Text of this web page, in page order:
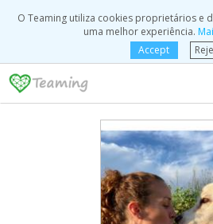
O Teaming utiliza cookies proprietários e
uma melhor experiência.
Accept